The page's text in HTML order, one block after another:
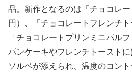
品。新作となるのは「チョコレ
円）、「チョコレートフレンチト
「チョコレートプリンミニパル
パンケーキやフレンチトースト
ソルベが添えられ、温度のコント